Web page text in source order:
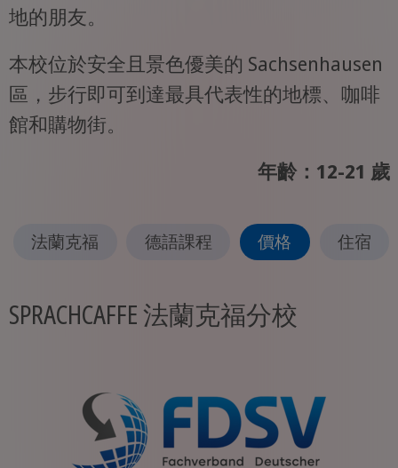
地的朋友。
本校位於安全且景色優美的 Sachsenhausen
區，步行即可到達最具代表性的地標、咖啡
館和購物街。
年齡：12-21 歲
法蘭克福 德語課程 價格 住宿
SPRACHCAFFE 法蘭克福分校